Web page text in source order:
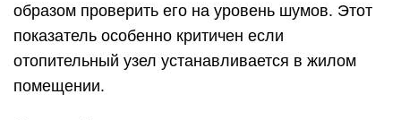
образом проверить его на уровень шумов. Этот
показатель особенно критичен если
отопительный узел устанавливается в жилом
помещении.